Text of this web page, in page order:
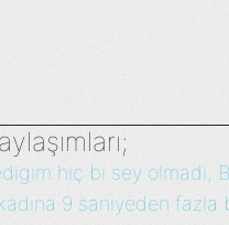
hiç bi sey olmadi;
9 saniyeden fazla